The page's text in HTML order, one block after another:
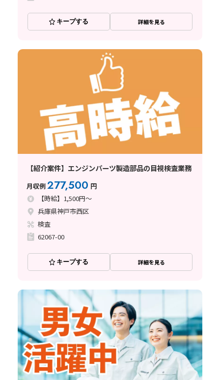
キープする 詳細を見る
【紹介案件】エンジンパーツ製造部品の目視検査業務
月収例277,500 円
【時給】1,500円～
兵庫県神戸市西区
検査
62067-00
キープする 詳細を見る